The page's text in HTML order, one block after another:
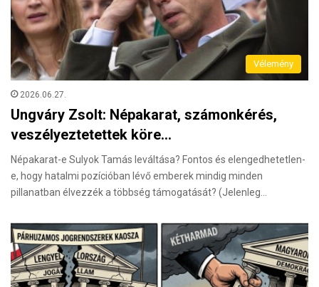
Vélemény
2026.06.27.
Ungváry Zsolt: Népakarat, számonkérés,
veszélyeztetettek köre…
Népakarat-e Sulyok Tamás leváltása? Fontos és elengedhetetlen-
e, hogy hatalmi pozícióban lévő emberek mindig minden
pillanatban élvezzék a többség támogatását? (Jelenleg…